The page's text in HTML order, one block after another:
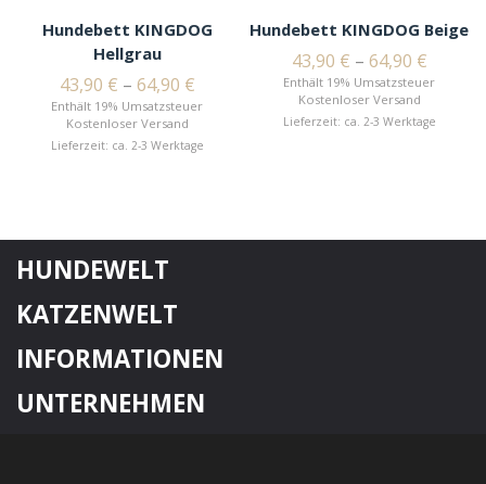
Hundebett KINGDOG
Hellgrau
43,90 € – 64,90 €
Enthält 19% Umsatzsteuer
Kostenloser Versand
Lieferzeit: ca. 2-3 Werktage
Hundebett KINGDOG Beige
43,90 € – 64,90 €
Enthält 19% Umsatzsteuer
Kostenloser Versand
Lieferzeit: ca. 2-3 Werktage
HUNDEWELT
KATZENWELT
INFORMATIONEN
UNTERNEHMEN